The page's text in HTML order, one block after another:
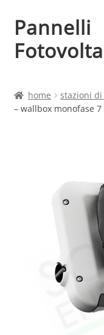
Vai
alla
navigazione
Vai
al
contenuto
Pannelli
Cart
Produttori
Sample Page
home stazioni
– wallbox monofase